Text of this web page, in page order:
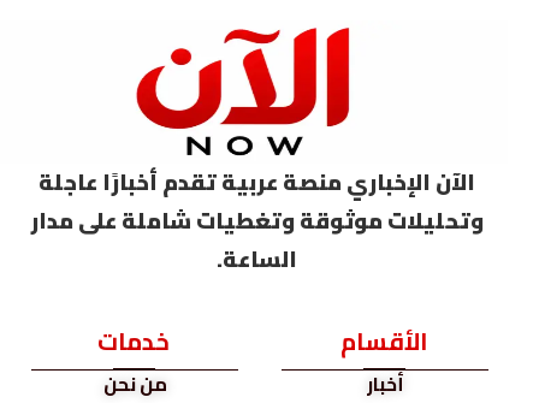
الآن الإخباري منصة عربية تقدم أخبارًا عاجلة
وتحليلات موثوقة وتغطيات شاملة على مدار
الساعة.
الأقسام
أخبار
خدمات
من نحن